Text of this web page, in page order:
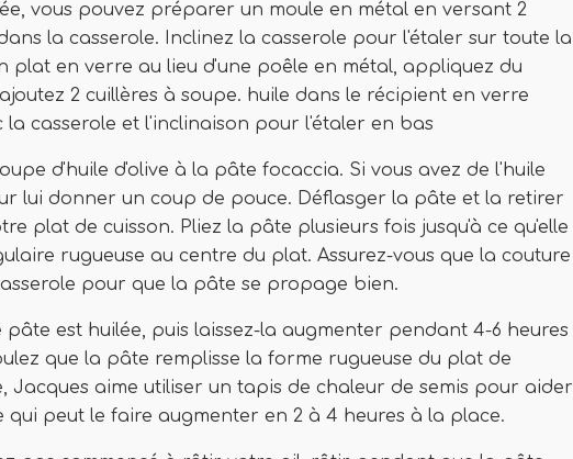
vous pouvez préparer un moule en métal en versant 2
la casserole. Inclinez la casserole pour l'étaler sur toute la
plat en verre au lieu d'une poêle en métal, appliquez du
2 cuillères à soupe. huile dans le récipient en verre
la casserole et l'inclinaison pour l'étaler en bas
d'huile d'olive à la pâte focaccia. Si vous avez de l'huile
lui donner un coup de pouce. Déflasger la pâte et la retirer
plat de cuisson. Pliez la pâte plusieurs fois jusqu'à ce qu'elle
rugueuse au centre du plat. Assurez-vous que la couture
pour que la pâte se propage bien.
pâte est huilée, puis laissez-la augmenter pendant 4-6 heures
que la pâte remplisse la forme rugueuse du plat de
Jacques aime utiliser un tapis de chaleur de semis pour aider
qui peut le faire augmenter en 2 à 4 heures à la place.